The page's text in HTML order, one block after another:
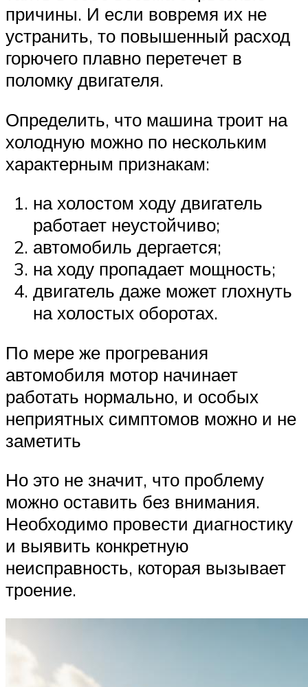
причины. И если вовремя их не
устранить, то повышенный расход
горючего плавно перетечет в
поломку двигателя.
Определить, что машина троит на
холодную можно по нескольким
характерным признакам:
на холостом ходу двигатель
работает неустойчиво;
автомобиль дергается;
на ходу пропадает мощность;
двигатель даже может глохнуть
на холостых оборотах.
По мере же прогревания
автомобиля мотор начинает
работать нормально, и особых
неприятных симптомов можно и не
заметить
Но это не значит, что проблему
можно оставить без внимания.
Необходимо провести диагностику
и выявить конкретную
неисправность, которая вызывает
троение.